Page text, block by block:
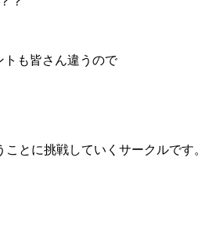
も皆さん違うので
とに挑戦していくサークルです。